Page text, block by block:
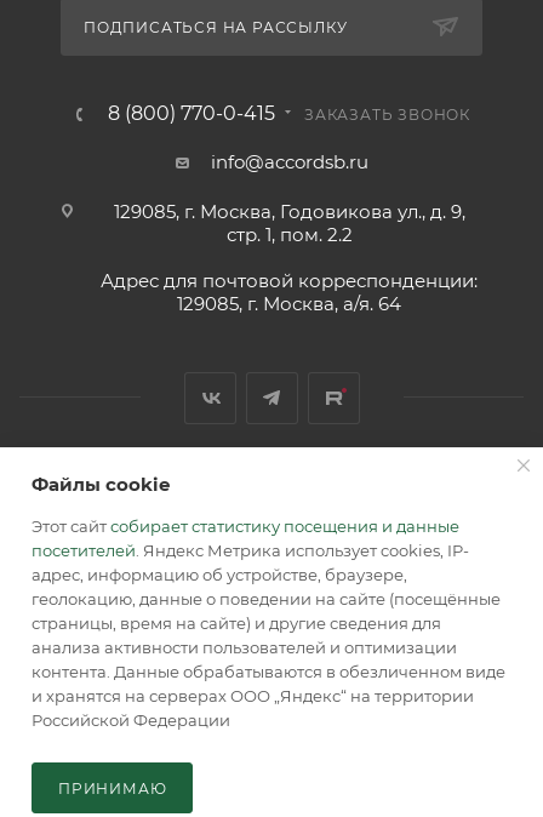
ПОДПИСАТЬСЯ НА РАССЫЛКУ
8 (800) 770-0-415 ЗАКАЗАТЬ ЗВОНОК
info@accordsb.ru
129085, г. Москва, Годовикова ул., д. 9,
стр. 1, пом. 2.2
Адрес для почтовой корреспонденции:
129085, г. Москва, а/я. 64
2026 © Обращаем Ваше внимание на то, что вся
информация, размещенная на сайте, носит
информационный характер и не является публичной
офертой, определяемой положениями Статьи 437 (2) ГК РФ.
Файлы cookie
Этот сайтсобирает статистику посещения и данные
посетителей . Яндекс Метрика использует cookies, IP-
адрес, информацию об устройстве, браузере,
геолокацию, данные о поведении на сайте (посещённые
страницы, время на сайте) и другие сведения для
анализа активности пользователей и оптимизации
контента. Данные обрабатываются в обезличенном виде
и хранятся на серверах ООО „Яндекс“ на территории
Российской Федерации
ПРИНИМАЮ